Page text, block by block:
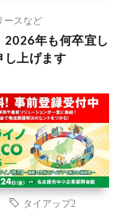
ースなど
2026年も何卒宜し
し上げます
タイアップ2